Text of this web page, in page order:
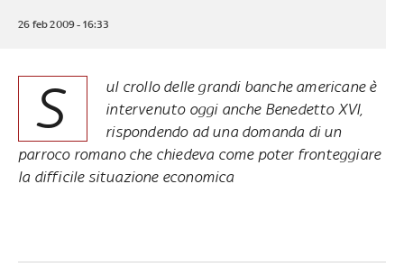
26 feb 2009 - 16:33
S
ul crollo delle grandi banche americane è
intervenuto oggi anche Benedetto XVI,
rispondendo ad una domanda di un
parroco romano che chiedeva come poter fronteggiare
la difficile situazione economica